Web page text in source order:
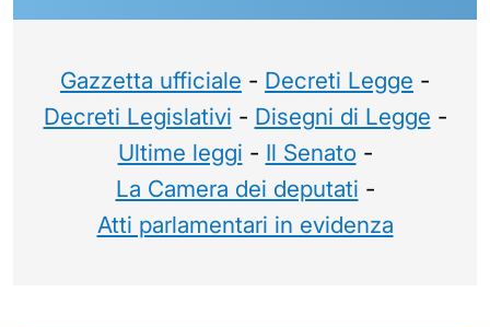
Gazzetta ufficiale - Decreti Legge -
Decreti Legislativi - Disegni di Legge -
Ultime leggi - Il Senato-
La Camera dei deputati -
Atti parlamentari in evidenza